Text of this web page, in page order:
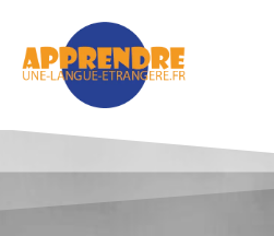
contenu